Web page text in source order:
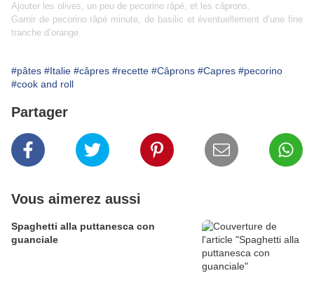
Ajouter les olives, un peu de pecorino râpé, et les câprons.
Garnir de pecorino râpé minute, de basilic et éventuellement d’une fine
tranche d’orange.
#pâtes #Italie #câpres #recette #Câprons #Capres #pecorino
#cook and roll
Partager
Vous aimerez aussi
Spaghetti alla puttanesca con
guanciale